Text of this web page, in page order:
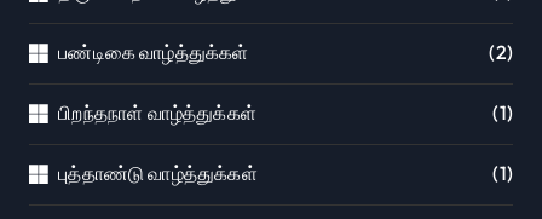
பண்டிகை வாழ்த்துக்கள் (2)
பிறந்தநாள் வாழ்த்துக்கள் (1)
புத்தாண்டு வாழ்த்துக்கள் (1)